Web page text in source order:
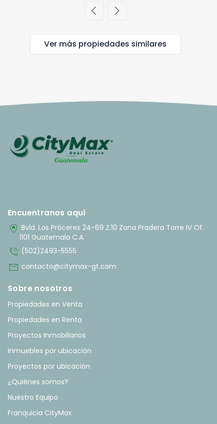
chevron_left chevron_right
Ver más propiedades similares
Encuentranos aquí
home_pin Bvld. Los Próceres 24-69 Z.10 Zona Pradera Torre IV Of.
1101 Guatemala C.A.
phone_in_talk (502)2493-5555
mail contacto@citymax-gt.com
Sobre nosotros
Propiedades en Venta
Propiedades en Renta
Proyectos Inmobiliarios
Inmuebles por ubicación
Proyectos por ubicación
¿Quiénes somos?
Nuestro Equipo
Franquicia CityMax